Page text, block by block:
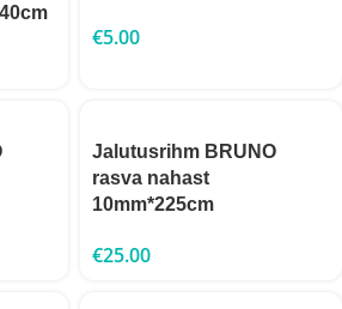
€5.00
Jalutusrihm BRUNO
rasva nahast
10mm*225cm
€25.00